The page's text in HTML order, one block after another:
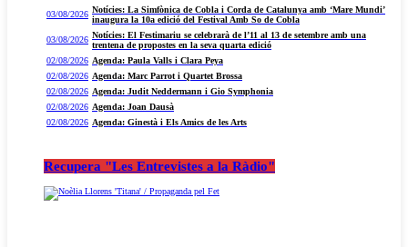
03/08/2026 Notícies: La Simfònica de Cobla i Corda de Catalunya amb ‘Mare Mundi’
inaugura la 10a edició del Festival Amb So de Cobla
03/08/2026 Notícies: El Festimariu se celebrarà de l’11 al 13 de setembre amb una
trentena de propostes en la seva quarta edició
02/08/2026 Agenda: Paula Valls i Clara Peya
02/08/2026 Agenda: Marc Parrot i Quartet Brossa
02/08/2026 Agenda: Judit Neddermann i Gio Symphonia
02/08/2026 Agenda: Joan Dausà
02/08/2026 Agenda: Ginestà i Els Amics de les Arts
Recupera "Les Entrevistes a la Ràdio"